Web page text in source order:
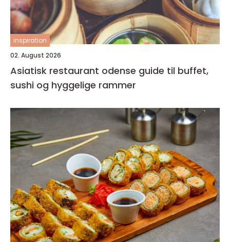
inspiration
02. August 2026
Asiatisk restaurant odense guide til buffet,
sushi og hyggelige rammer